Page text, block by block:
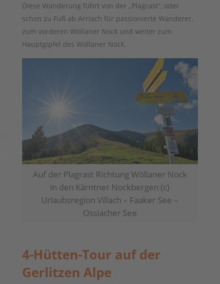
Diese Wanderung führt von der „Plagrast“, oder
schon zu Fuß ab Arriach für passionierte Wanderer,
zum vorderen Wöllaner Nock und weiter zum
Hauptgipfel des Wöllaner Nock.
Auf der Plagrast Richtung Wöllaner Nock
in den Kärntner Nockbergen (c)
Urlaubsregion Villach – Faaker See –
Ossiacher See
4-Hütten-Tour auf der
Gerlitzen Alpe